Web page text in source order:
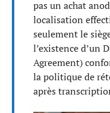
pas un achat
localisation
seulement le
l’existence d’un
Agreement)
la politique de
après